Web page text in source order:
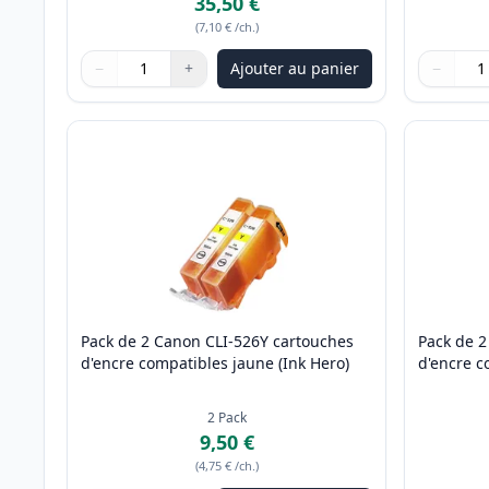
(7,10 € /ch.)
Quantité
Utilisez les boutons pour ajuster
− +
Quantité Ajouter au panier Quantité
Utilisez
−
Quantité
Pack de 2 Canon CLI-526Y cartouches
d'encre compatibles jaune (Ink Hero)
2 Pack
9,50 €
(4,75 € /ch.)
Pack de
d'encre